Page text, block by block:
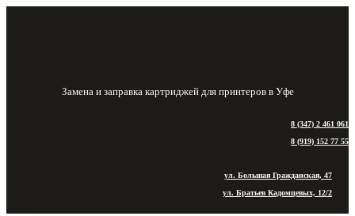
Замена и заправка картриджей для принтеров в Уфе
8 (347) 2 461 061
8 (919) 152 77 55
ул. Большая Гражданская, 47
ул. Братьев Кадомцевых, 12/2